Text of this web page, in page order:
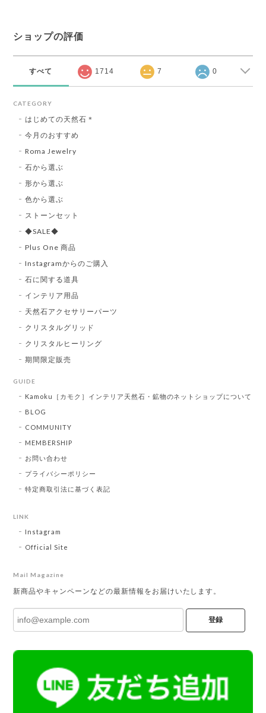
ショップの評価
すべて 1714 7 0
CATEGORY
はじめての天然石＊
今月のおすすめ
Roma Jewelry
石から選ぶ
形から選ぶ
色から選ぶ
ストーンセット
◆SALE◆
Plus One 商品
Instagramからのご購入
石に関する道具
インテリア用品
天然石アクセサリーパーツ
クリスタルグリッド
クリスタルヒーリング
期間限定販売
GUIDE
Kamoku［カモク］インテリア天然石・鉱物のネットショップについて
BLOG
COMMUNITY
MEMBERSHIP
お問い合わせ
プライバシーポリシー
特定商取引法に基づく表記
LINK
Instagram
Official Site
Mail Magazine
新商品やキャンペーンなどの最新情報をお届けいたします。
登録